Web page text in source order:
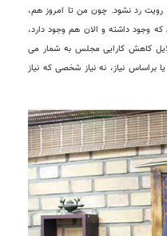
رد نشود. چون من تا امروز هم،
وجود داشته و الان هم وجود دارد،
کاهش کارایی مجلس به شمار می
نیاز، نه نیاز شخصی که نیاز